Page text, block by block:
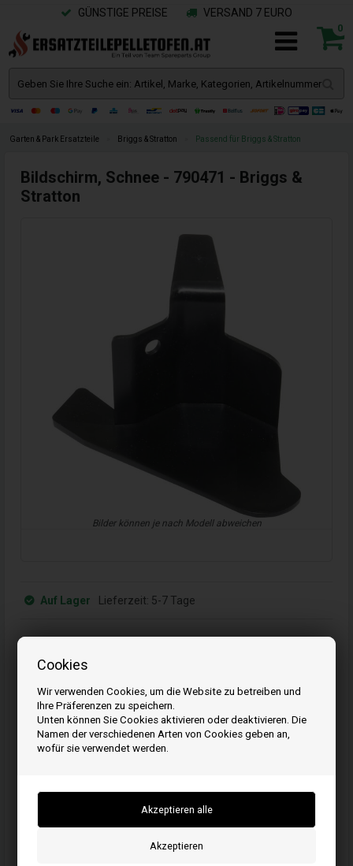
Cookies
Wir verwenden Cookies, um die Website zu betreiben und
Ihre Präferenzen zu speichern.
Unten können Sie Cookies aktivieren oder deaktivieren. Die
Namen der verschiedenen Arten von Cookies geben an,
wofür sie verwendet werden.
GÜNSTIGE PREISE VERSAND 7 EURO
0
Garten & Park Ersatzteile Briggs & Stratton Passend für Briggs & Stratton
Bildschirm, Schnee - 790471 - Briggs &
Stratton
Bilder können je nach Modell abweichen
Lieferzeit: 5-7 Tage
Auf Lager
1
Bestellen Sie Ihre Artikel vor 15:00 Uhr
Schnelle Lieferung - Paketnummer an E-Mail
Ihre Bestellung wird versendet mandag